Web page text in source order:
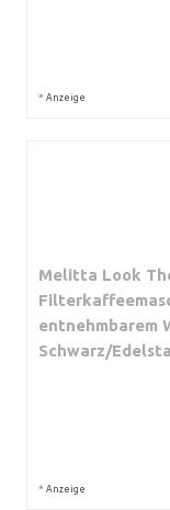
* Anzeige
Melitta Look
entnehmbarem
Schwarz/
* Anzeige